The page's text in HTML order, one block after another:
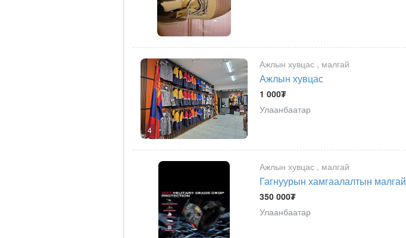
4
Ажлын хувцас , малгай
Ажлын хувцас
1 000₮
Улаанбаатар
Ажлын хувцас , малгай
Гагнуурын хамгаалалтын малгай
350 000₮
Улаанбаатар